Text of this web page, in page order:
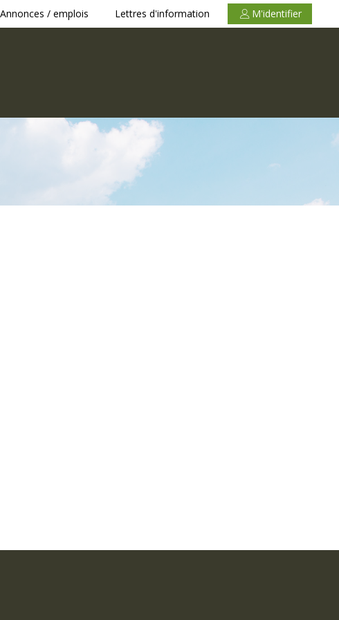
Annonces / emplois Lettres d'information M'identifier